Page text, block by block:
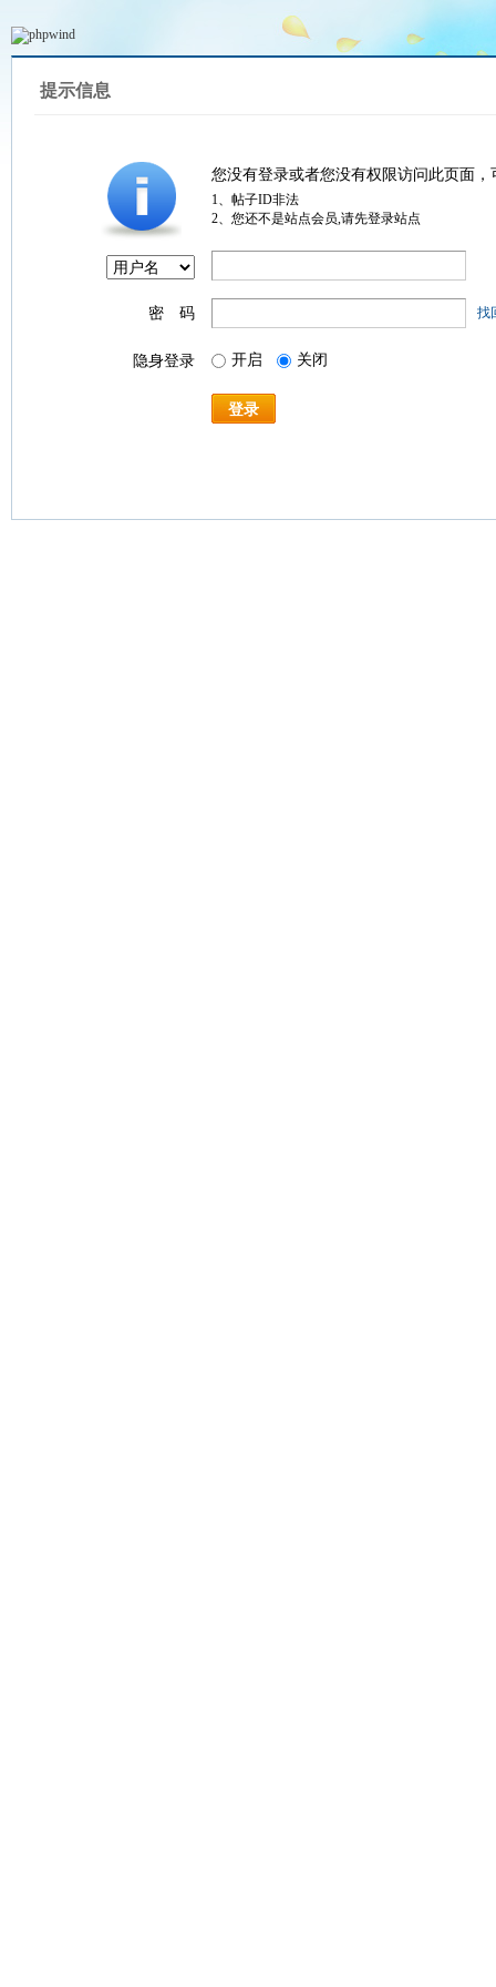
提示信息
您没有登录或者您没有权限访问此页面
1、帖子ID非法
2、您还不是站点会员,请先登录站点
密 码 找
隐身登录 开启 关闭
登录